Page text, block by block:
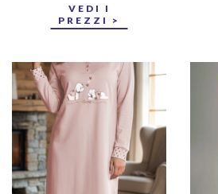
VEDI I
PREZZI >